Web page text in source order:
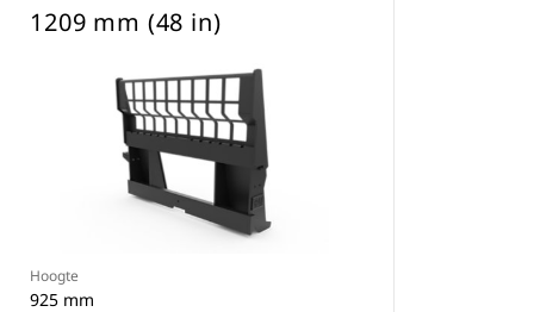
1209 mm (48 in)
Hoogte
925 mm